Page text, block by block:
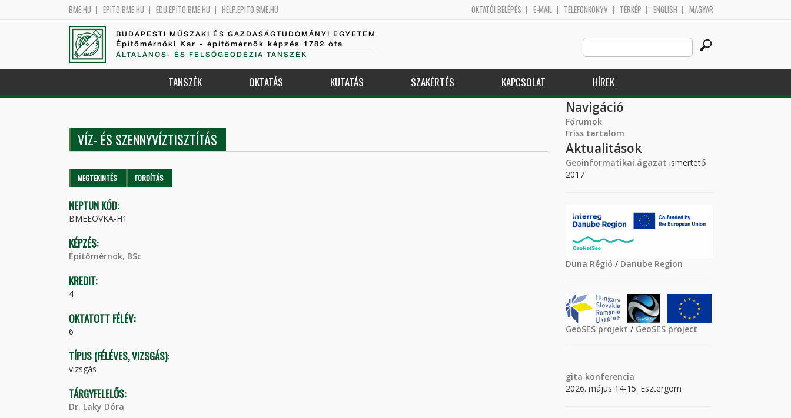
BME.HU EPITO.BME.HU EDU.EPITO.BME.HU HELP.EPITO.BME.HU OKTATÓI BELÉPÉS E-MAIL TELEFONKÖNYV TÉRKÉP ENGLISH MAGYAR
BUDAPESTI MŰSZAKI ÉS GAZDASÁGTUDOMÁNYI EGYETEM
Építőmérnöki Kar - építőmérnök képzés 1782 óta
ÁLTALÁNOS- ÉS FELSŐGEODÉZIA TANSZÉK
Search
this
site
TANSZÉK OKTATÁS KUTATÁS SZAKÉRTÉS KAPCSOLAT HÍREK
VÍZ- ÉS SZENNYVÍZTISZTÍTÁS
Elsődleges fülek
MEGTEKINTÉS (AKTÍVFORDÍTÁS
NEPTUN KÓD:
BMEEOVKA-H1
KÉPZÉS:
Építőmérnök, BSc
KREDIT:
4
OKTATOTT FÉLÉV:
6
TÍPUS (FÉLÉVES, VIZSGÁS):
vizsgás
TÁRGYFELELŐS:
Dr. Laky Dóra
Navigáció
Fórumok
Friss tartalom
Aktualitások
Geoinformatikai ágazat ismertető
2017
Duna Régió / Danube Region
GeoSES projekt / GeoSES project
gita konferencia
2026. május 14-15. Esztergom